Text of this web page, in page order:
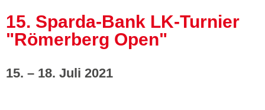
15. Sparda-Bank LK-Turnier
"Römerberg Open"
15. – 18. Juli 2021